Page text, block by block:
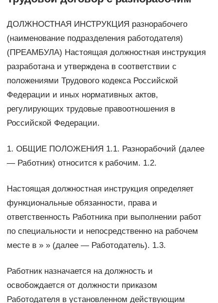
ДОЛЖНОСТНАЯ ИНСТРУКЦИЯ разнорабочего
(наименование подразделения работодателя)
(ПРЕАМБУЛА) Настоящая должностная инструкция
разработана и утверждена в соответствии с
положениями Трудового кодекса Российской
Федерации и иных нормативных актов,
регулирующих трудовые правоотношения в
Российской Федерации.
1. ОБЩИЕ ПОЛОЖЕНИЯ 1.1. Разнорабочий (далее
— Работник) относится к рабочим. 1.2.
Настоящая должностная инструкция определяет
функциональные обязанности, права и
ответственность Работника при выполнении работ
по специальности и непосредственно на рабочем
месте в » » (далее — Работодатель). 1.3.
Работник назначается на должность и
освобождается от должности приказом
Работодателя в установленном действующим